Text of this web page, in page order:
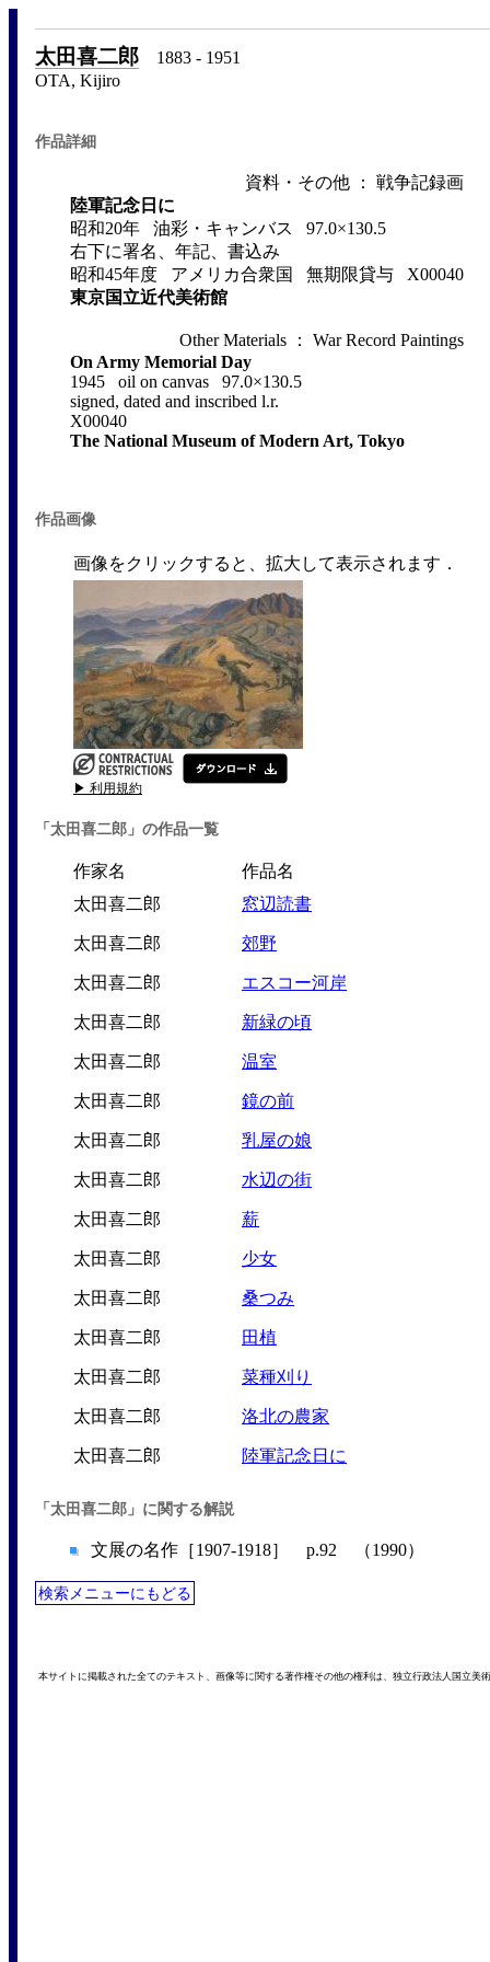
太田喜二郎 1883 - 1951
OTA, Kijiro
作品詳細
資料・その他 ： 戦争記録画
陸軍記念日に
昭和20年 油彩・キャンバス 97.0×130.5
右下に署名、年記、書込み
昭和45年度 アメリカ合衆国 無期限貸与 X00040
東京国立近代美術館
Other Materials ： War Record Paintings
On Army Memorial Day
1945 oil on canvas 97.0×130.5
signed, dated and inscribed l.r.
X00040
The National Museum of Modern Art, Tokyo
作品画像
画像をクリックすると、拡大して表示されます．
▶ 利用規約
「太田喜二郎」の作品一覧
作家名
作品名
太田喜二郎
窓辺読書
太田喜二郎 郊野
太田喜二郎 エスコー河岸
太田喜二郎 新緑の頃
太田喜二郎 温室
太田喜二郎 鏡の前
太田喜二郎 乳屋の娘
太田喜二郎 水辺の街
太田喜二郎 薪
太田喜二郎 少女
太田喜二郎 桑つみ
太田喜二郎 田植
太田喜二郎 菜種刈り
太田喜二郎 洛北の農家
太田喜二郎 陸軍記念日に
「太田喜二郎」に関する解説
文展の名作［1907-1918］ p.92 （1990）
検索メニューにもどる
本サイトに掲載された全てのテキスト、画像等に関する著作権その他の権利は、独立行政法人国立